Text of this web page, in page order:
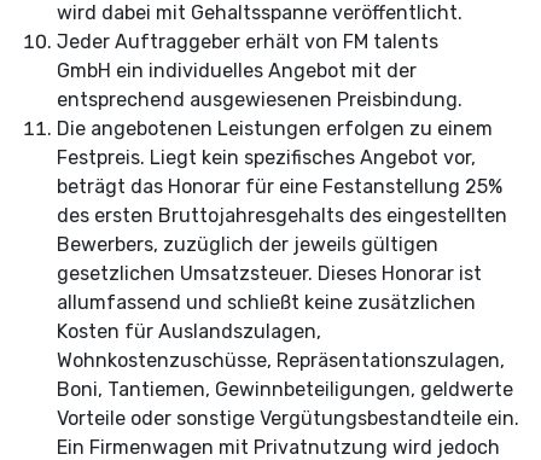
wird dabei mit Gehaltsspanne veröffentlicht.
Jeder Auftraggeber erhält von FM talents
GmbH ein individuelles Angebot mit der
entsprechend ausgewiesenen Preisbindung.
Die angebotenen Leistungen erfolgen zu einem
Festpreis. Liegt kein spezifisches Angebot vor,
beträgt das Honorar für eine Festanstellung 25%
des ersten Bruttojahresgehalts des eingestellten
Bewerbers, zuzüglich der jeweils gültigen
gesetzlichen Umsatzsteuer. Dieses Honorar ist
allumfassend und schließt keine zusätzlichen
Kosten für Auslandszulagen,
Wohnkostenzuschüsse, Repräsentationszulagen,
Boni, Tantiemen, Gewinnbeteiligungen, geldwerte
Vorteile oder sonstige Vergütungsbestandteile ein.
Ein Firmenwagen mit Privatnutzung wird jedoch